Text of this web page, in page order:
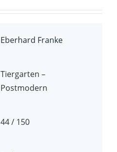
Eberhard Franke
Tiergarten –
Postmodern
44 / 150